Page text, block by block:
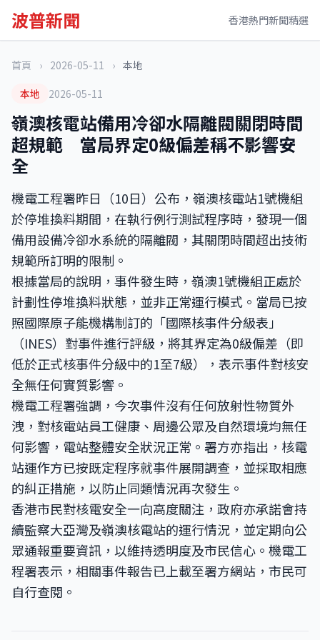
波普新聞 香港熱門新聞精選
首頁 › 2026-05-11 › 本地
本地
2026-05-11
嶺澳核電站備用冷卻水隔離閥關閉時間
超規範 當局界定0級偏差稱不影響安
全
機電工程署昨日（10日）公布，嶺澳核電站1號機組
於停堆換料期間，在執行例行測試程序時，發現一個
備用設備冷卻水系統的隔離閥，其關閉時間超出技術
規範所訂明的限制。
根據當局的說明，事件發生時，嶺澳1號機組正處於
計劃性停堆換料狀態，並非正常運行模式。當局已按
照國際原子能機構制訂的「國際核事件分級表」
（INES）對事件進行評級，將其界定為0級偏差（即
低於正式核事件分級中的1至7級），表示事件對核安
全無任何實質影響。
機電工程署強調，今次事件沒有任何放射性物質外
洩，對核電站員工健康、周邊公眾及自然環境均無任
何影響，電站整體安全狀況正常。署方亦指出，核電
站運作方已按既定程序就事件展開調查，並採取相應
的糾正措施，以防止同類情況再次發生。
香港市民對核電安全一向高度關注，政府亦承諾會持
續監察大亞灣及嶺澳核電站的運行情況，並定期向公
眾通報重要資訊，以維持透明度及市民信心。機電工
程署表示，相關事件報告已上載至署方網站，市民可
自行查閱。